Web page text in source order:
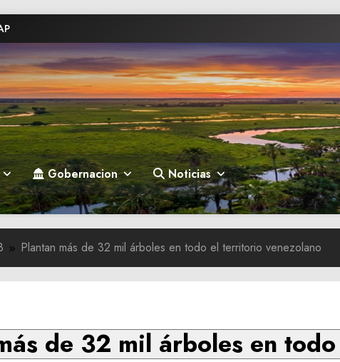
Gobernacion Noticias
Plantan más de 32 mil árboles en todo el territorio venezolano
de 32 mil árboles en